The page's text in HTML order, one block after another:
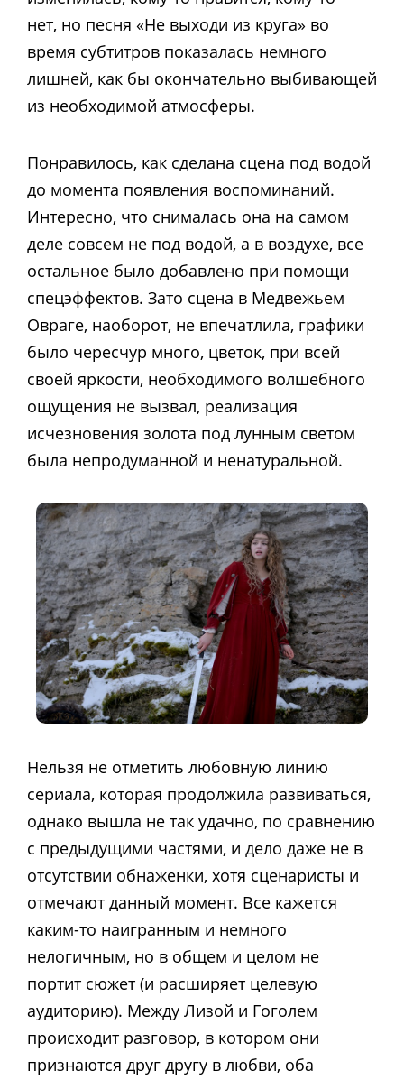
нет, но песня «Не выходи из круга» во
время субтитров показалась немного
лишней, как бы окончательно выбивающей
из необходимой атмосферы.
Понравилось, как сделана сцена под водой
до момента появления воспоминаний.
Интересно, что снималась она на самом
деле совсем не под водой, а в воздухе, все
остальное было добавлено при помощи
спецэффектов. Зато сцена в Медвежьем
Овраге, наоборот, не впечатлила, графики
было чересчур много, цветок, при всей
своей яркости, необходимого волшебного
ощущения не вызвал, реализация
исчезновения золота под лунным светом
была непродуманной и ненатуральной.
Нельзя не отметить любовную линию
сериала, которая продолжила развиваться,
однако вышла не так удачно, по сравнению
с предыдущими частями, и дело даже не в
отсутствии обнаженки, хотя сценаристы и
отмечают данный момент. Все кажется
каким-то наигранным и немного
нелогичным, но в общем и целом не
портит сюжет (и расширяет целевую
аудиторию). Между Лизой и Гоголем
происходит разговор, в котором они
признаются друг другу в любви, оба